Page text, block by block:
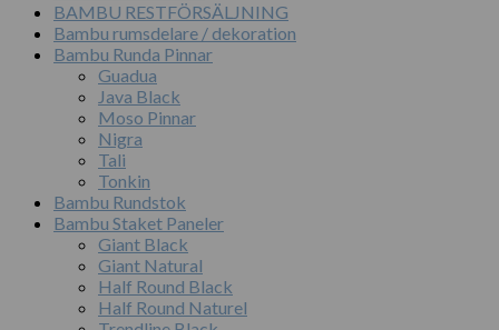
BAMBU RESTFÖRSÄLJNING
Bambu rumsdelare / dekoration
Bambu Runda Pinnar
Guadua
Java Black
Moso Pinnar
Nigra
Tali
Tonkin
Bambu Rundstok
Bambu Staket Paneler
Giant Black
Giant Natural
Half Round Black
Half Round Naturel